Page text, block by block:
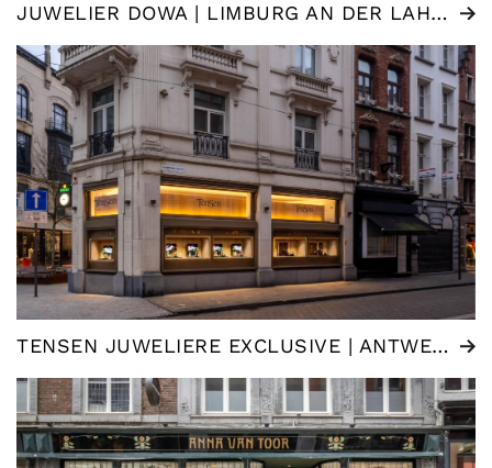
JUWELIER DOWA | LIMBURG AN DER LAHN (DE)
TENSEN JUWELIERE EXCLUSIVE | ANTWERPEN (BE)